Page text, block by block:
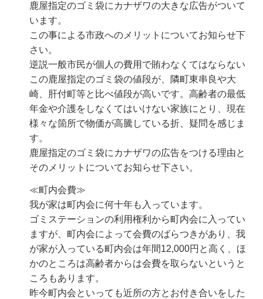
鹿屋指定のゴミ袋にカナザワの大きな広告がついて
います。
この事による市政へのメリットについてお知らせ下
さい。
逆説一般市民が個人の費用で賄わなくてはならない
この鹿屋指定のゴミ袋の値段が、隣町東串良や大
崎、肝付町等と比べ値段が高いです。高齢者の最低
年金や介護をしなくてはいけない家族にとり、現在
様々な箇所で物価が高騰している折、疑問を感じま
す。
鹿屋指定のゴミ袋にカナザワの広告をつける理由と
そのメリットについてお知らせ下さい。
≪町内会費≫
我が家は町内会に何十年も入っています。
ゴミステーションの利用権利から町内会に入ってい
ますが、町内会によって会費のばらつきがあり、我
が家が入っている町内会は年間12,000円と高く、ほ
かのところは高齢者からは会費を取らないというと
ころもあります。
昨今町内会といっても近所の方とお付き合いをした